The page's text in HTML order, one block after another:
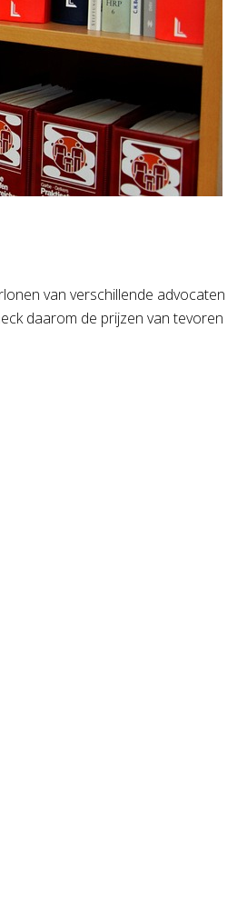
van verschillende advocaten
daarom de prijzen van tevoren